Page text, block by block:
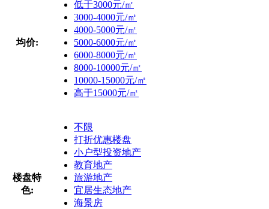
均价:
低于3000元/㎡
3000-4000元/㎡
4000-5000元/㎡
5000-6000元/㎡
6000-8000元/㎡
8000-10000元/㎡
10000-15000元/㎡
高于15000元/㎡
楼盘特
色:
不限
打折优惠楼盘
小户型投资地产
教育地产
旅游地产
宜居生态地产
海景房